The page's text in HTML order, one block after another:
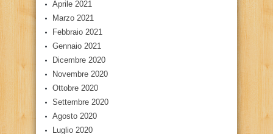
Aprile 2021
Marzo 2021
Febbraio 2021
Gennaio 2021
Dicembre 2020
Novembre 2020
Ottobre 2020
Settembre 2020
Agosto 2020
Luglio 2020